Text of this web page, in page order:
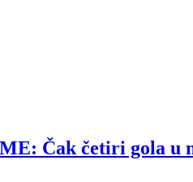
Čak četiri gola u